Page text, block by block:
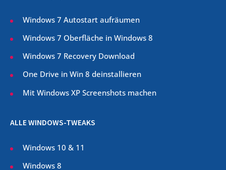
Windows 7 Autostart aufräumen
Windows 7 Oberfläche in Windows 8
Windows 7 Recovery Download
One Drive in Win 8 deinstallieren
Mit Windows XP Screenshots machen
ALLE WINDOWS-TWEAKS
Windows 10 & 11
Windows 8